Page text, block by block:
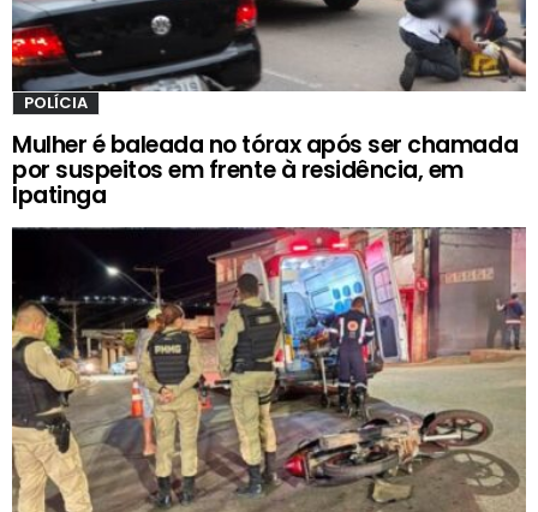
POLÍCIA
Mulher é baleada no tórax após ser chamada
por suspeitos em frente à residência, em
Ipatinga